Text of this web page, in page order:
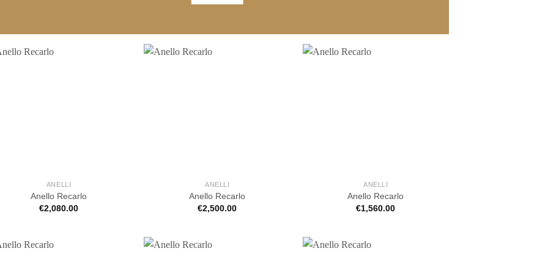
ANELLI
Anello Recarlo
€2,080.00
ANELLI
Anello Recarlo
€2,500.00
ANELLI
Anello Recarlo
€1,560.00